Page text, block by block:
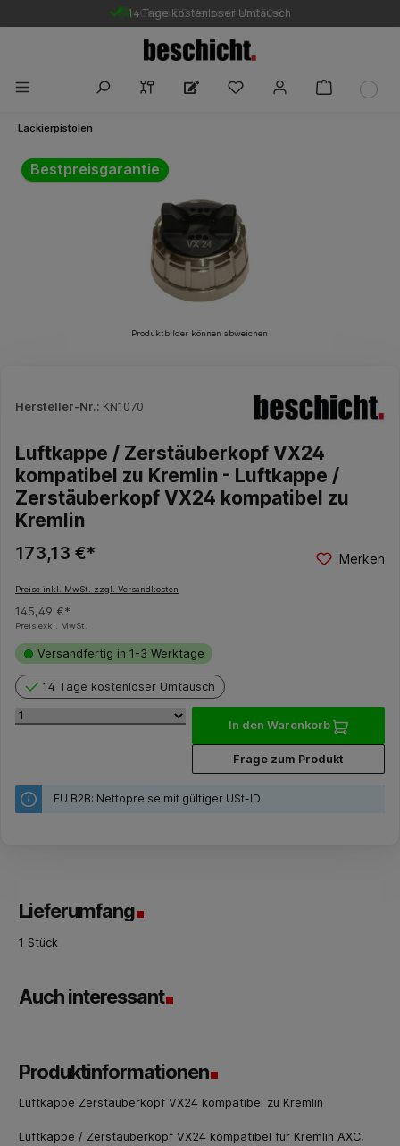
Gratis DE-Versand ab 250 €
14 Tage kostenloser Umtausch
Lackierpistolen
Bildergalerie überspringen
Bestpreisgarantie
Produktbilder können abweichen
Hersteller-Nr.: KN1070
Luftkappe / Zerstäuberkopf VX24
kompatibel zu Kremlin - Luftkappe /
Zerstäuberkopf VX24 kompatibel zu
Kremlin
173,13 €* Merken
Preise inkl. MwSt. zzgl. Versandkosten
145,49 €*
Preis exkl. MwSt.
Versandfertig in 1-3 Werktage
14 Tage kostenloser Umtausch
In den Warenkorb
Frage zum Produkt
EU B2B: Nettopreise mit gültiger USt-ID
Lieferumfang
1 Stück
Auch interessant
Produktinformationen
Luftkappe Zerstäuberkopf VX24 kompatibel zu Kremlin
Luftkappe / Zerstäuberkopf VX24 kompatibel für Kremlin AXC,